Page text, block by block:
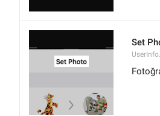
Set